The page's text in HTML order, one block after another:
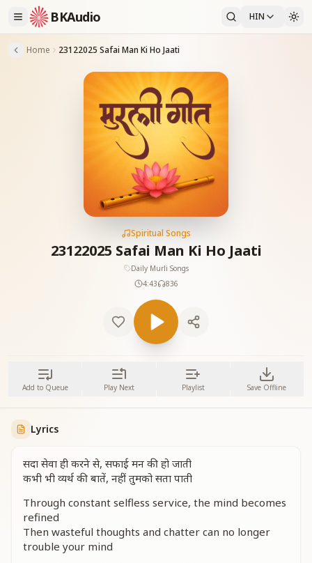
BKAudio HIN
Home 23122025 Safai Man Ki Ho Jaati
Spiritual Songs
23122025 Safai Man Ki Ho Jaati
Daily Murli Songs
4:43
836
Add to Queue Play Next Playlist Save Offline
Lyrics
सदा सेवा ही करने से, सफाई मन की हो जाती
कभी भी व्यर्थ की बातें, नहीं तुमको सता पाती
Through constant selfless service, the mind becomes
refined
Then wasteful thoughts and chatter can no longer
trouble your mind